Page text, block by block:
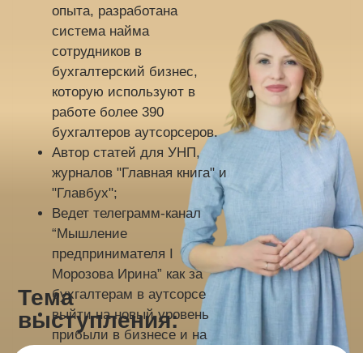
Написала 27
которых вошла в
десятку самых
продаваемых
книг в России по
экономике
Стала
кандидатом наук
в 20 лет
Вела
конференцию в
Кремле на 6000
Снималась в кино
и участвовала в
программе “Пусть
говорят”
Первое рабочее
место –